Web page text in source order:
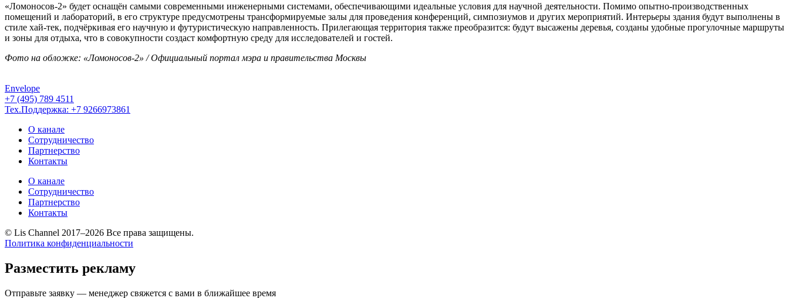
«Ломоносов‑2» будет оснащён самыми современными инженерными системами, обеспечивающими идеальные условия для научной деятельности. Помимо опытно-производственных
помещений и лабораторий, в его структуре предусмотрены трансформируемые залы для проведения конференций, симпозиумов и других мероприятий. Интерьеры здания будут выполнены в
стиле хай-тек, подчёркивая его научную и футуристическую направленность. Прилегающая территория также преобразится: будут высажены деревья, созданы удобные прогулочные маршруты
и зоны для отдыха, что в совокупности создаст комфортную среду для исследователей и гостей.
Фото на обложке: «Ломоносов-2» / Официальный портал мэра и правительства Москвы
Envelope
+7 (495) 789 4511
Тех.Поддержка: +7 9266973861
О канале
Сотрудничество
Партнерство
Контакты
О канале
Сотрудничество
Партнерство
Контакты
© Lis Channel 2017–2026 Все права защищены.
Политика конфиденциальности
вверх
Разместить рекламу
Отправьте заявку — менеджер свяжется с вами в ближайшее время